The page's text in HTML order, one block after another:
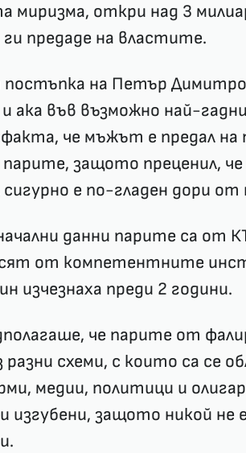
миризма, откри над 3
ги предаде на властите.
постъпка на Петър
ака във възможно най-
че мъжът е предал на
парите, защото преценил,
е по-гладен дори от
данни парите са от
от компетентните
изчезнаха преди 2 години.
че парите от
разни схеми, с които са се
медии, политици и
изгубени, защото никой не